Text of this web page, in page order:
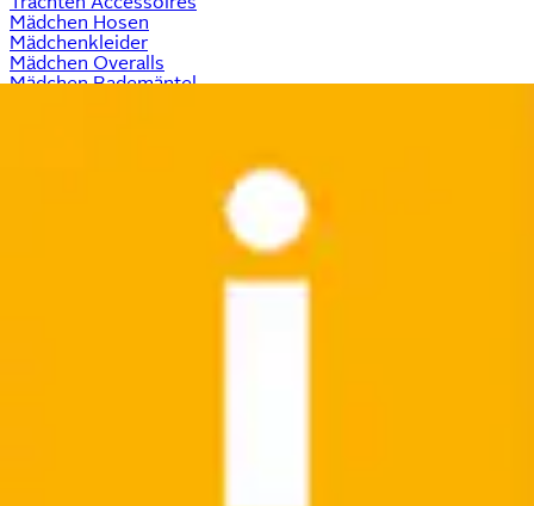
Mädchen Hosen
Mädchenkleider
Mädchen Overalls
Mädchen Bademäntel
Flaschenwärmer für perfekt
temperierte Babynahrung